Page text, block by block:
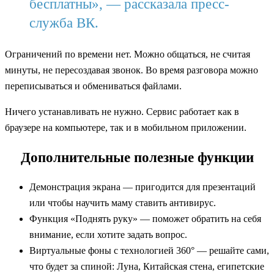
бесплатны», — рассказала пресс-
служба ВК.
Ограничений по времени нет. Можно общаться, не считая
минуты, не пересоздавая звонок. Во время разговора можно
переписываться и обмениваться файлами.
Ничего устанавливать не нужно. Сервис работает как в
браузере на компьютере, так и в мобильном приложении.
Дополнительные полезные функции
Демонстрация экрана — пригодится для презентаций
или чтобы научить маму ставить антивирус.
Функция «Поднять руку» — поможет обратить на себя
внимание, если хотите задать вопрос.
Виртуальные фоны с технологией 360° — решайте сами,
что будет за спиной: Луна, Китайская стена, египетские